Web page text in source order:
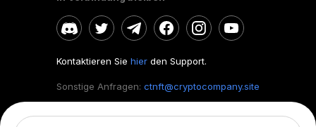
Kontaktieren Sie hier den Support.
Sonstige Anfragen: ctnft@cryptocompany.site